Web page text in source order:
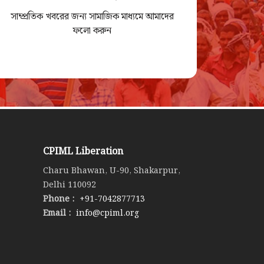
সাম্প্রতিক খবরের জন্য সামাজিক মাধ্যমে আমাদের
ফলো করুন
CPIML Liberation
Charu Bhawan, U-90, Shakarpur,
Delhi 110092
Phone : +91-7042877713
Email : info@cpiml.org